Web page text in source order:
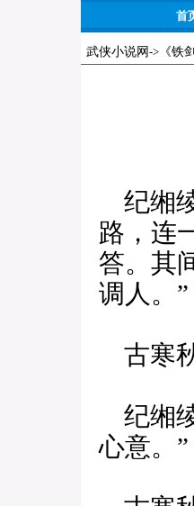
首
武侠小说网 -> 《铁
纪缃
路，连
答。其
调人。”
古寒
纪缃
心意。”